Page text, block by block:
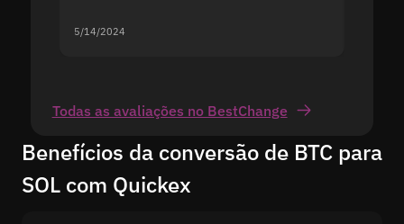
5/14/2024
Todas as avaliações no BestChange
Benefícios da conversão de BTC para
SOL com Quickex